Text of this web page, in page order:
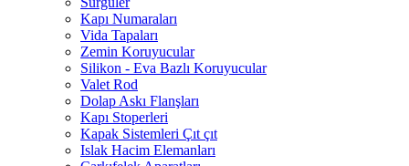
Kapı Numaraları
Vida Tapaları
Zemin Koruyucular
Silikon - Eva Bazlı Koruyucular
Valet Rod
Dolap Askı Flanşları
Kapı Stoperleri
Kapak Sistemleri Çıt çıt
Islak Hacim Elemanları